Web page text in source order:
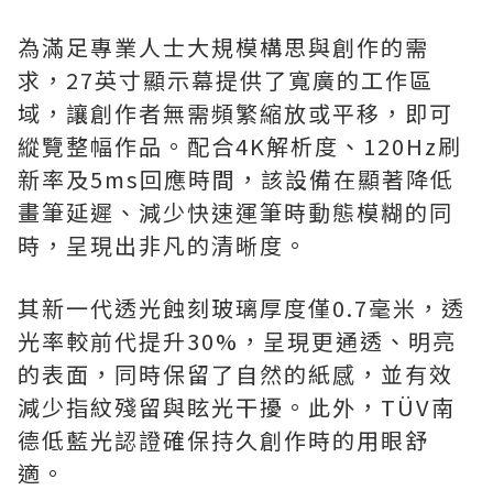
為滿足專業人士大規模構思與創作的需
求，27英寸顯示幕提供了寬廣的工作區
域，讓創作者無需頻繁縮放或平移，即可
縱覽整幅作品。配合4K解析度、120Hz刷
新率及5ms回應時間，該設備在顯著降低
畫筆延遲、減少快速運筆時動態模糊的同
時，呈現出非凡的清晰度。
其新一代透光蝕刻玻璃厚度僅0.7毫米，透
光率較前代提升30%，呈現更通透、明亮
的表面，同時保留了自然的紙感，並有效
減少指紋殘留與眩光干擾。此外，TÜV南
德低藍光認證確保持久創作時的用眼舒
適。